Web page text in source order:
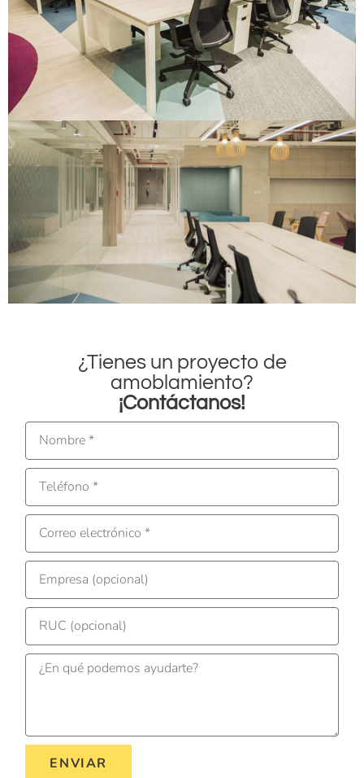
¿Tienes un proyecto de
amoblamiento?
¡Contáctanos!
ENVIAR